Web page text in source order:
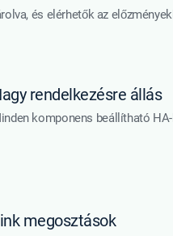
és elérhetők az
rendelkezésre állás
komponens beállítható
megosztások